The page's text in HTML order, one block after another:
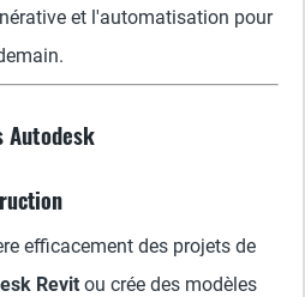
et l'automatisation pour
Autodesk
efficacement des projets de
Revit ou crée des modèles